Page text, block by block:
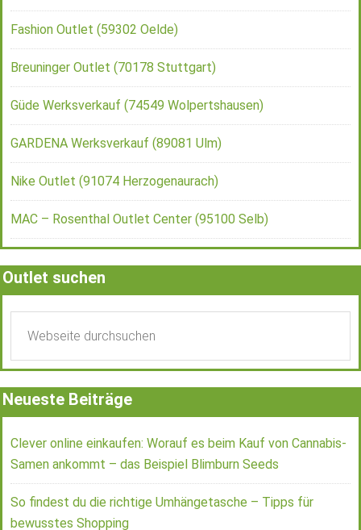
Fashion Outlet (59302 Oelde)
Breuninger Outlet (70178 Stuttgart)
Güde Werksverkauf (74549 Wolpertshausen)
GARDENA Werksverkauf (89081 Ulm)
Nike Outlet (91074 Herzogenaurach)
MAC – Rosenthal Outlet Center (95100 Selb)
Outlet suchen
Neueste Beiträge
Clever online einkaufen: Worauf es beim Kauf von Cannabis-
Samen ankommt – das Beispiel Blimburn Seeds
So findest du die richtige Umhängetasche – Tipps für
bewusstes Shopping